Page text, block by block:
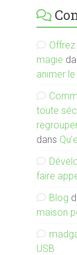
magie
animer
toute
dans
faire
Blog
maison
USB